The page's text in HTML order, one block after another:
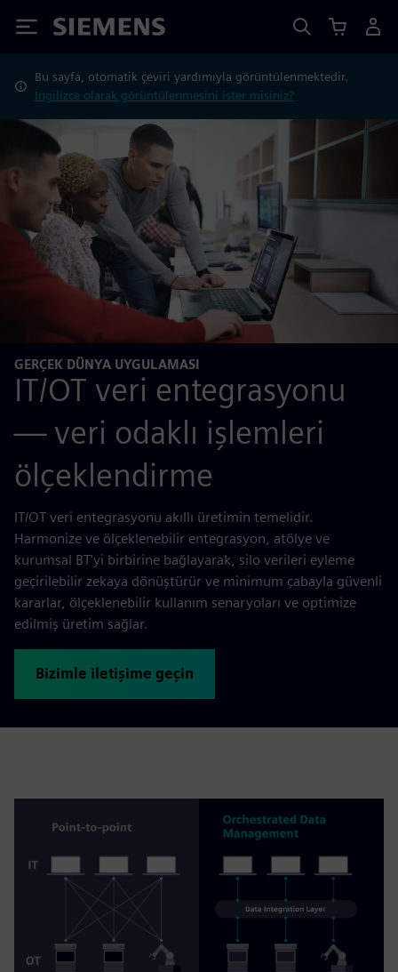
Siemens
Bu sayfa, otomatik çeviri yardımıyla görüntülenmektedir.
İngilizce olarak görüntülenmesini ister misiniz?
GERÇEK DÜNYA UYGULAMASI
IT/OT veri entegrasyonu
— veri odaklı işlemleri
ölçeklendirme
IT/OT veri entegrasyonu akıllı üretimin temelidir.
Harmonize ve ölçeklenebilir entegrasyon, atölye ve
kurumsal BT'yi birbirine bağlayarak, silo verileri eyleme
geçirilebilir zekaya dönüştürür ve minimum çabayla güvenli
kararlar, ölçeklenebilir kullanım senaryoları ve optimize
edilmiş üretim sağlar.
Bizimle iletişime geçin